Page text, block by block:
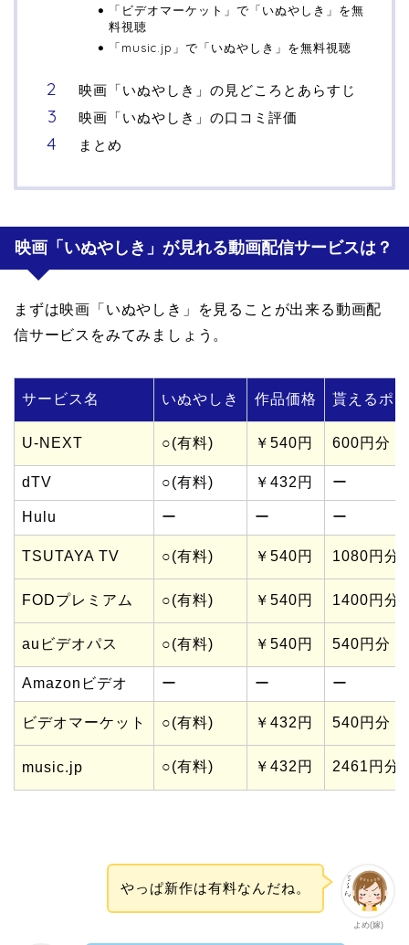
「ビデオマーケット」で「いぬやしき」を無
料視聴
「music.jp」で「いぬやしき」を無料視聴
映画「いぬやしき」の見どころとあらすじ
映画「いぬやしき」の口コミ評価
まとめ
映画「いぬやしき」が見れる動画配信サービスは？
まずは映画「いぬやしき」を見ることが出来る動画配
信サービスをみてみましょう。
サービス名 いぬやしき 作品価格 貰えるポ
U-NEXT ○(有料) ￥540円 600円分
dTV ○(有料) ￥432円 ー
Hulu ー ー ー
TSUTAYA TV ○(有料) ￥540円 1080円分
FODプレミアム ○(有料) ￥540円 1400円分
auビデオパス ○(有料) ￥540円 540円分
Amazonビデオ ー ー ー
ビデオマーケット ○(有料) ￥432円 540円分
music.jp ○(有料) ￥432円 2461円分
よめ(嫁)
やっぱ新作は有料なんだね。